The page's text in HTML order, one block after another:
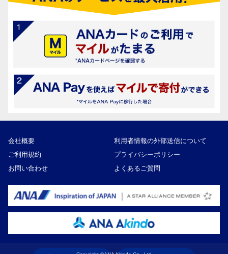
会社概要
利用者情報の外部送信について
ご利用規約
プライバシーポリシー
お問い合わせ
よくあるご質問